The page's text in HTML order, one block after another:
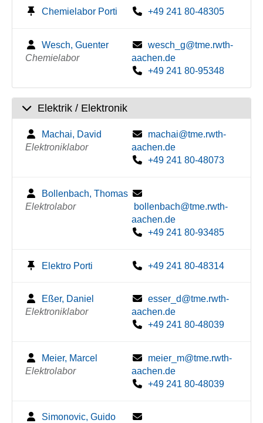
Chemielabor Porti +49 241 80-48305
Wesch, Guenter
Chemielabor
wesch_g@tme.rwth-
aachen.de
+49 241 80-95348
Elektrik / Elektronik
Machai, David
Elektroniklabor
machai@tme.rwth-
aachen.de
+49 241 80-48073
Bollenbach, Thomas
Elektrolabor
bollenbach@tme.rwth-
aachen.de
+49 241 80-93485
Elektro Porti +49 241 80-48314
Eßer, Daniel
Elektroniklabor
esser_d@tme.rwth-
aachen.de
+49 241 80-48039
Meier, Marcel
Elektrolabor
meier_m@tme.rwth-
aachen.de
+49 241 80-48039
Simonovic, Guido